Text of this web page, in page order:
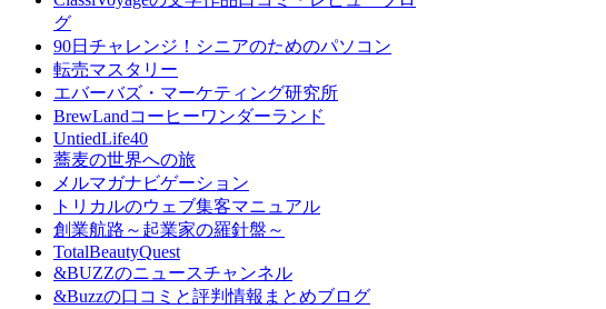
グ
90日チャレンジ！シニアのためのパソコン
転売マスタリー
エバーバズ・マーケティング研究所
BrewLandコーヒーワンダーランド
UntiedLife40
蕎麦の世界への旅
メルマガナビゲーション
トリカルのウェブ集客マニュアル
創業航路～起業家の羅針盤～
TotalBeautyQuest
&BUZZのニュースチャンネル
&Buzzの口コミと評判情報まとめブログ